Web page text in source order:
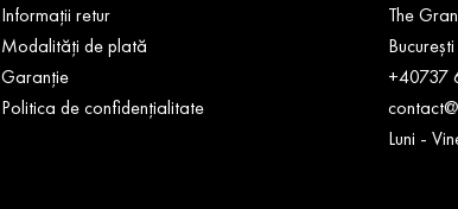
Informații retur
Modalități de plată
Garanție
Politica de confidențialitate
The
+40737
Luni -